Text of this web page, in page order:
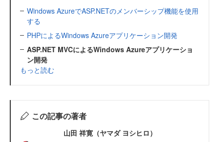
Windows AzureでASP.NETのメンバーシップ機能を使用
する
PHPによるWindows Azureアプリケーション開発
ASP.NET MVCによるWindows Azureアプリケーショ
ン開発
もっと読む
この記事の著者
山田 祥寛（ヤマダ ヨシヒロ）